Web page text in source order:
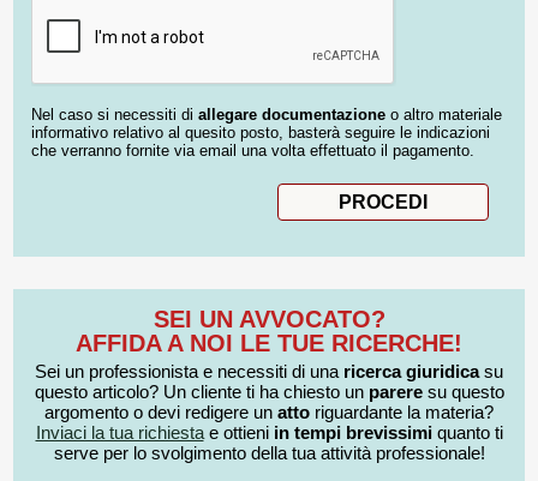
Nel caso si necessiti di allegare documentazione o altro materiale
informativo relativo al quesito posto, basterà seguire le indicazioni
che verranno fornite via email una volta effettuato il pagamento.
SEI UN AVVOCATO?
AFFIDA A NOI LE TUE RICERCHE!
Sei un professionista e necessiti di una ricerca giuridicasu
questo articolo? Un cliente ti ha chiesto un pareresu questo
argomento o devi redigere un atto riguardante la materia?
Inviaci la tua richiestae ottieni in tempi brevissimiquanto ti
serve per lo svolgimento della tua attività professionale!